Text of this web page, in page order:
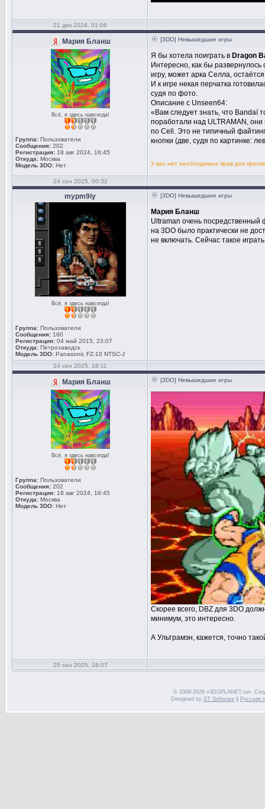
21 дек 2024, 01:06
Мария Бланш
Всё, я здесь навсегда!
Группа: Пользователи
Сообщения: 202
Регистрация: 18 авг 2024, 16:45
Откуда: Москва
Модель 3DO: Нет
[3DO] Невышедшие игры
Я бы хотела поиграть в Dragon
Интересно, как бы
игру, может арка Селла, остаётся
И к игре некая перчатка
судя по фото.
Описание с Unseen64:
«Вам следует знать, что Bandaï
поработали над ULTRAMAN,
по Cell. Это не типичный
кнопки (две, судя по картинке:
У вас нет необходимых прав для
24 сен 2025, 00:32
mypm9iy
Всё, я здесь навсегда!
Группа: Пользователи
Сообщения: 160
Регистрация: 04 май 2015, 23:07
Откуда: Петрозаводск
Модель 3DO: Panasonic FZ-10 NTSC-J
[3DO] Невышедшие игры
Мария Бланш
Ultraman очень посредственный
на 3DO было практически не
не включать. Сейчас такое
24 сен 2025, 18:11
Мария Бланш
Всё, я здесь навсегда!
Группа: Пользователи
Сообщения: 202
Регистрация: 18 авг 2024, 16:45
Откуда: Москва
Модель 3DO: Нет
[3DO] Невышедшие игры
Скорее всего, DBZ для 3DO
минимум, это интересно.
А Ультрамэн, кажется, точно
25 сен 2025, 18:07
© 2008-2026 «3DOPLANET.ru».
Designed by ST Software Русская